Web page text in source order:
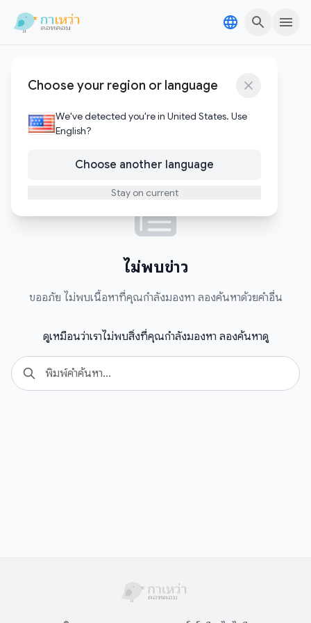
Choose your region or language
We've detected you're in United States. Use
English?
Choose another language
Stay on current
ย้ายประเทศกันเถอะ
บทความ
ไม่พบข่าว
ขออภัย ไม่พบเนื้อหาที่คุณกำลังมองหา ลองค้นหาด้วยคำอื่น
ดูเหมือนว่าเราไม่พบสิ่งที่คุณกำลังมองหา ลองค้นหาดู
Search
for: